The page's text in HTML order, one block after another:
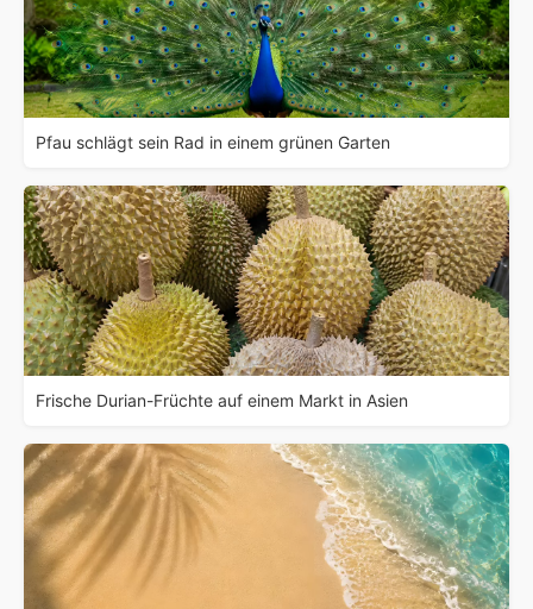
Pfau schlägt sein Rad in einem grünen Garten
Frische Durian-Früchte auf einem Markt in Asien